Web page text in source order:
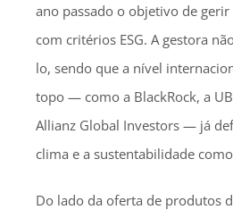
ano passado o objetivo de
com critérios ESG. A gestora
lo, sendo que a nível
topo — como a BlackRock, a
Allianz Global Investors — já
clima e a sustentabilidade
Do lado da oferta de produtos